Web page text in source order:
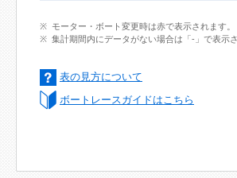
モーター・ボート変更時は赤で表示されます。
集計期間内にデータがない場合は「-」で表示さ
表の見方について
ボートレースガイドはこちら